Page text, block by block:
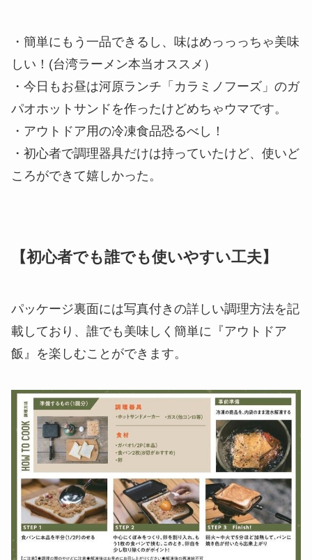
・簡単にもう一品できるし、味はめっっっちゃ美味
しい！(台湾ラーメン本当オススメ）
・今日もお昼は河原ランチ「カラミノフーズ」のガ
パオホットサンドを作ったけどめちゃウマです。
・アウトドア用の冷凍食品恐るべし！
・初心者で調理器具だけは持っていたけど、使いど
ころができて嬉しかった。
【初心者でも誰でも使いやすい工夫】
パッケージ裏面には写真付きの詳しい調理方法を記
載しており、誰でも美味しく簡単に『アウトドア
飯』を楽しむことができます。